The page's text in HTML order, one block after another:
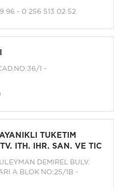
96 - 0 256 513 02 52
1 -
TUKETIM
ITH. IHR. SAN. VE TIC
DEMIREL BULV.
A BLOK NO:25/1B -